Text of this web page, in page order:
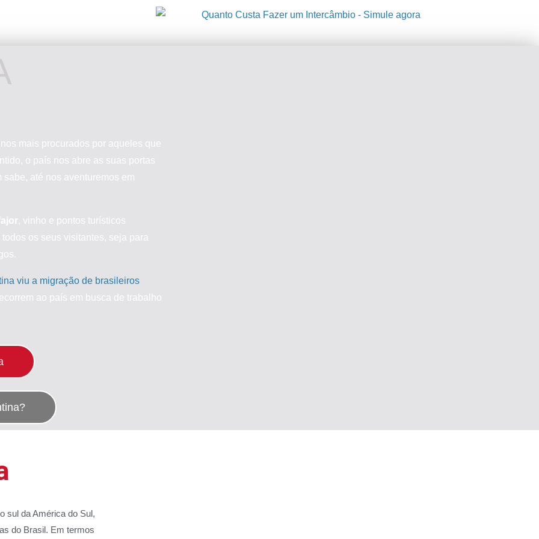
mais procurados por aqueles que
o país nos abre as suas portas
até nos aventuremos em
, vinho e pontos turísticos
os seus visitantes, seja para
viu a migração de brasileiros
ao país em busca de trabalho
sul da América do Sul,
do Brasil. Em termos